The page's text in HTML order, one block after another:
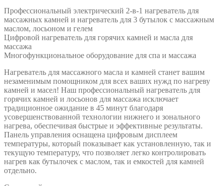
Профессиональный электрический 2-в-1 нагреватель для
массажных камней и нагреватель для 3 бутылок с массажным
маслом, лосьоном и гелем
Цифровой нагреватель для горячих камней и масла для
массажа
Многофункциональное оборудование для спа и массажа
Нагреватель для массажного масла и камней станет вашим
незаменимым помощником для всех ваших нужд по нагреву
камней и масел! Наш профессиональный нагреватель для
горячих камней и лосьонов для массажа исключает
традиционное ожидание в 45 минут благодаря
усовершенствованной технологии нижнего и зонального
нагрева, обеспечивая быстрые и эффективные результаты.
Панель управления оснащена цифровым дисплеем
температуры, который показывает как установленную, так и
текущую температуру, что позволяет легко контролировать
нагрев как бутылочек с маслом, так и емкостей для камней
отдельно.